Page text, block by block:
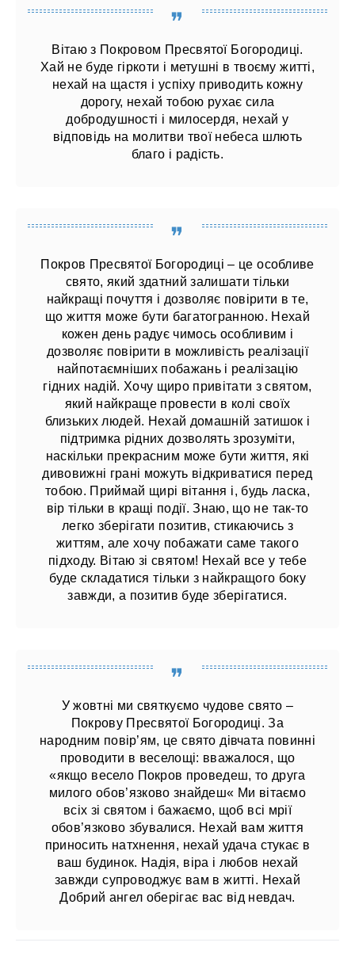
Вітаю з Покровом Пресвятої Богородиці.
Хай не буде гіркоти і метушні в твоєму житті,
нехай на щастя і успіху приводить кожну
дорогу, нехай тобою рухає сила
добродушності і милосердя, нехай у
відповідь на молитви твої небеса шлють
благо і радість.
Покров Пресвятої Богородиці – це особливе
свято, який здатний залишати тільки
найкращі почуття і дозволяє повірити в те,
що життя може бути багатогранною. Нехай
кожен день радує чимось особливим і
дозволяє повірити в можливість реалізації
найпотаємніших побажань і реалізацію
гідних надій. Хочу щиро привітати з святом,
який найкраще провести в колі своїх
близьких людей. Нехай домашній затишок і
підтримка рідних дозволять зрозуміти,
наскільки прекрасним може бути життя, які
дивовижні грані можуть відкриватися перед
тобою. Приймай щирі вітання і, будь ласка,
вір тільки в кращі події. Знаю, що не так-то
легко зберігати позитив, стикаючись з
життям, але хочу побажати саме такого
підходу. Вітаю зі святом! Нехай все у тебе
буде складатися тільки з найкращого боку
завжди, а позитив буде зберігатися.
У жовтні ми святкуємо чудове свято –
Покрову Пресвятої Богородиці. За
народним повір’ям, це свято дівчата повинні
проводити в веселощі: вважалося, що
«якщо весело Покров проведеш, то друга
милого обов’язково знайдеш« Ми вітаємо
всіх зі святом і бажаємо, щоб всі мрії
обов’язково збувалися. Нехай вам життя
приносить натхнення, нехай удача стукає в
ваш будинок. Надія, віра і любов нехай
завжди супроводжує вам в житті. Нехай
Добрий ангел оберігає вас від невдач.